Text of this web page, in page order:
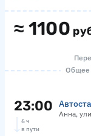
≈ 1100
Общее
23:00 Анна,
6 ч
в пути